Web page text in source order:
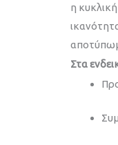
η
Στα